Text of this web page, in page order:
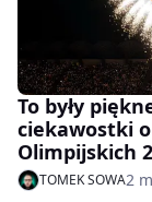
To były
ciekawostki
Olimpijskich
TOMEK SOWA2